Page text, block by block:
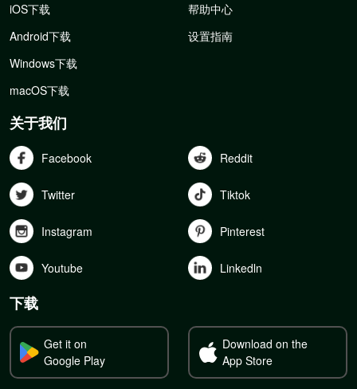
iOS下载
Android下载
Windows下载
macOS下载
帮助中心
设置指南
关于我们
Facebook Reddit
Twitter Tiktok
Instagram Pinterest
Youtube Linkedln
下载
Get it on
Google Play
Download on the
App Store